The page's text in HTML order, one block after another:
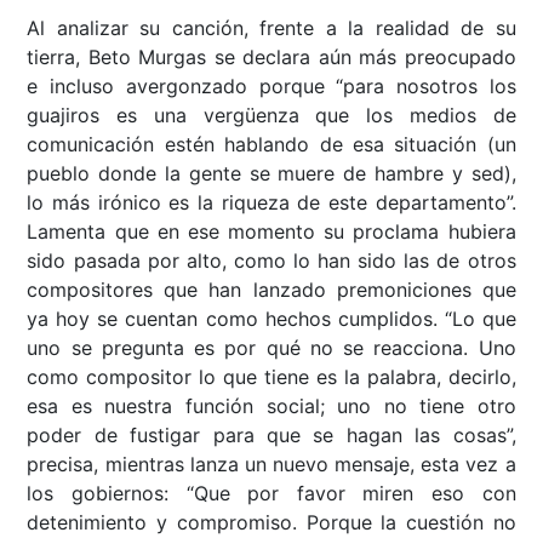
Al analizar su canción, frente a la realidad de su
tierra, Beto Murgas se declara aún más preocupado
e incluso avergonzado porque “para nosotros los
guajiros es una vergüenza que los medios de
comunicación estén hablando de esa situación (un
pueblo donde la gente se muere de hambre y sed),
lo más irónico es la riqueza de este departamento”.
Lamenta que en ese momento su proclama hubiera
sido pasada por alto, como lo han sido las de otros
compositores que han lanzado premoniciones que
ya hoy se cuentan como hechos cumplidos. “Lo que
uno se pregunta es por qué no se reacciona. Uno
como compositor lo que tiene es la palabra, decirlo,
esa es nuestra función social; uno no tiene otro
poder de fustigar para que se hagan las cosas”,
precisa, mientras lanza un nuevo mensaje, esta vez a
los gobiernos: “Que por favor miren eso con
detenimiento y compromiso. Porque la cuestión no